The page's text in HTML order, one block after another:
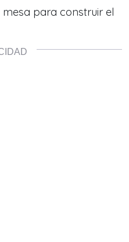
para construir el